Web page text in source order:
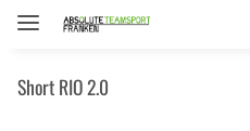
Short RIO 2.0